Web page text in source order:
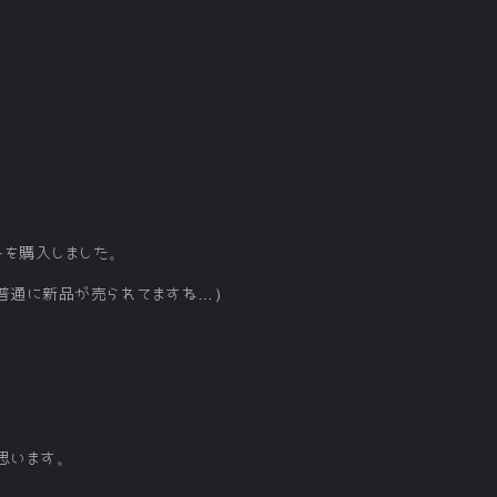
購入しました。
通に新品が売られてますね…）
ます。